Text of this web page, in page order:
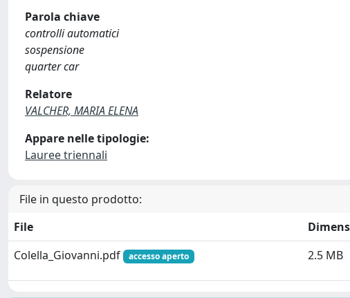
Parola chiave
controlli automatici
sospensione
quarter car
Relatore
VALCHER, MARIA ELENA
Appare nelle tipologie:
Lauree triennali
File in questo prodotto:
File
Colella_Giovanni.pdf
accesso aperto 2.5 MB